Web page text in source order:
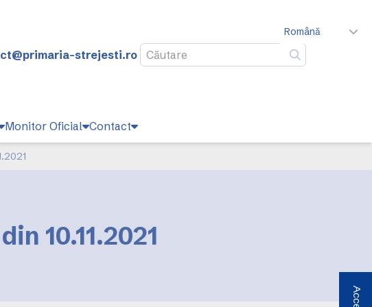
strejesti.ro
Caută
Română
Monitor Oficial Contact
10.11.2021